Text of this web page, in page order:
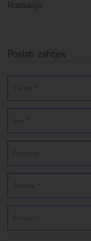
Rumunija
Poslati zahtjev